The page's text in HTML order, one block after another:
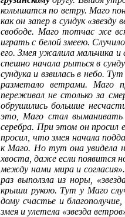
колышатся по ветру. Маго
как он запер в сундук
свободе. Маго тотчас же
играть с белой змеею.
его. Змея ужалила мальчика
спешно начала рыться в
сундука и взвилась в небо.
разметало ветрами. Маго
переживал не столько за
обрушились большие
это, Маго стал выманивать
серебра. При этом он просил
просил, что змея начала
к Маго. Но тут она увидела
хвоста, даже если появится
между нами мира и
раз выползла из норы,
крыши рукою. Тут у Маго
дому счастье и
змея и улетела «звезда